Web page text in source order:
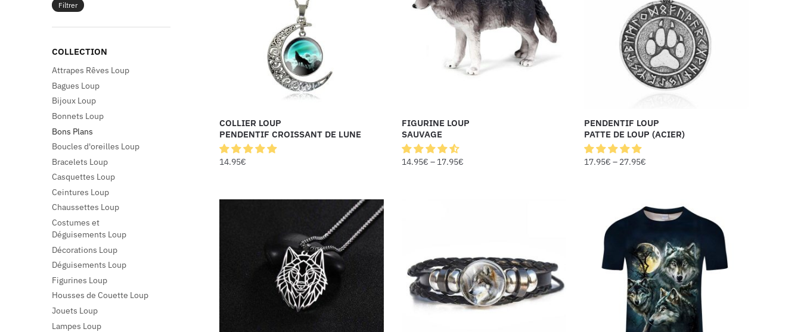
COLLIER LOUP
PENDENTIF CROISSANT DE LUNE
14.95€
FIGURINE LOUP
SAUVAGE
14.95€ – 17.95€
PENDENTIF LOUP
PATTE DE LOUP (ACIER)
17.95€ – 27.95€
Filtrer
COLLECTION
Attrapes Rêves Loup
Bagues Loup
Bijoux Loup
Bonnets Loup
Bons Plans
Boucles d'oreilles Loup
Bracelets Loup
Casquettes Loup
Ceintures Loup
Chaussettes Loup
Costumes et
Déguisements Loup
Décorations Loup
Déguisements Loup
Figurines Loup
Housses de Couette Loup
Jouets Loup
Lampes Loup